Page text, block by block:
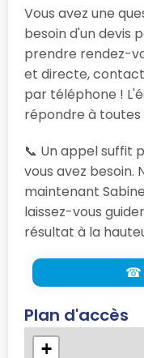
Vous avez une
besoin d'un devis
prendre rendez-
et directe,
par téléphone !
répondre à toutes
📞 Un appel suffit
vous avez besoin.
maintenant
laissez-vous
résultat à la
☎
Plan d'accès
+